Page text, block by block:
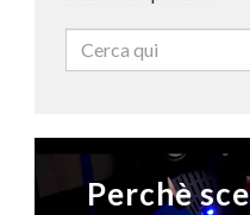
Perchè